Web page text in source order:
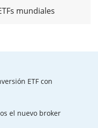
mundiales
ETF con
el nuevo broker